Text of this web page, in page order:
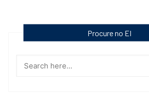
Procure no EI